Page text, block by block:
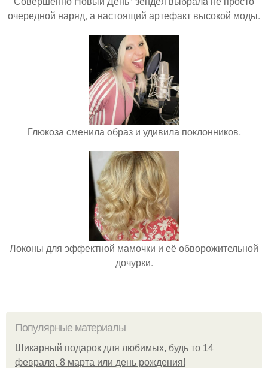
очередной наряд, а настоящий артефакт высокой моды.
Глюкоза сменила образ и удивила поклонников.
Локоны для эффектной мамочки и её обворожительной
дочурки.
Популярные материалы
Шикарный подарок для любимых, будь то 14
февраля, 8 марта или день рождения!